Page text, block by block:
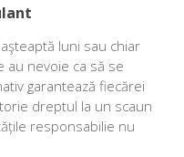
luni sau chiar
au nevoie ca să se
garantează fiecărei
dreptul la un scaun
responsabilie nu